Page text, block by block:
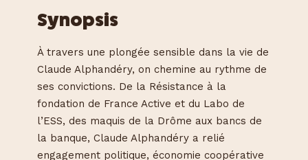
Synopsis
À travers une plongée sensible dans la vie de
Claude Alphandéry, on chemine au rythme de
ses convictions. De la Résistance à la
fondation de France Active et du Labo de
l’ESS, des maquis de la Drôme aux bancs de
la banque, Claude Alphandéry a relié
engagement politique, économie coopérative